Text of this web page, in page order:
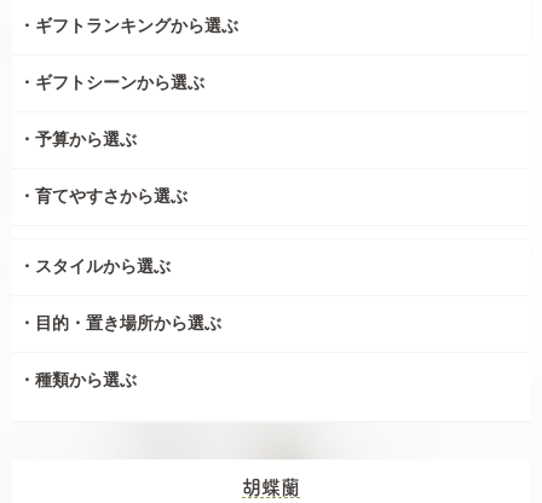
ギフトランキングから選ぶ
ギフトシーンから選ぶ
予算から選ぶ
育てやすさから選ぶ
スタイルから選ぶ
目的・置き場所から選ぶ
種類から選ぶ
胡蝶蘭